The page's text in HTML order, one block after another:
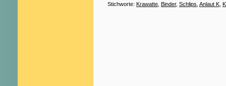
Stichworte: Krawatte Binder, Schlips Anlaut K